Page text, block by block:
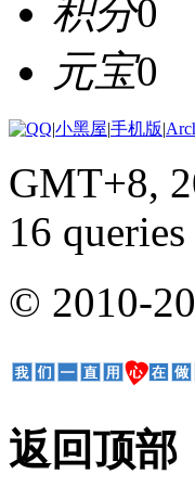
积分0
元宝0
|小黑屋|手机版|
GMT+8,
16 queries
© 2010-
返回顶部